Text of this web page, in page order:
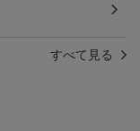
すべて見る